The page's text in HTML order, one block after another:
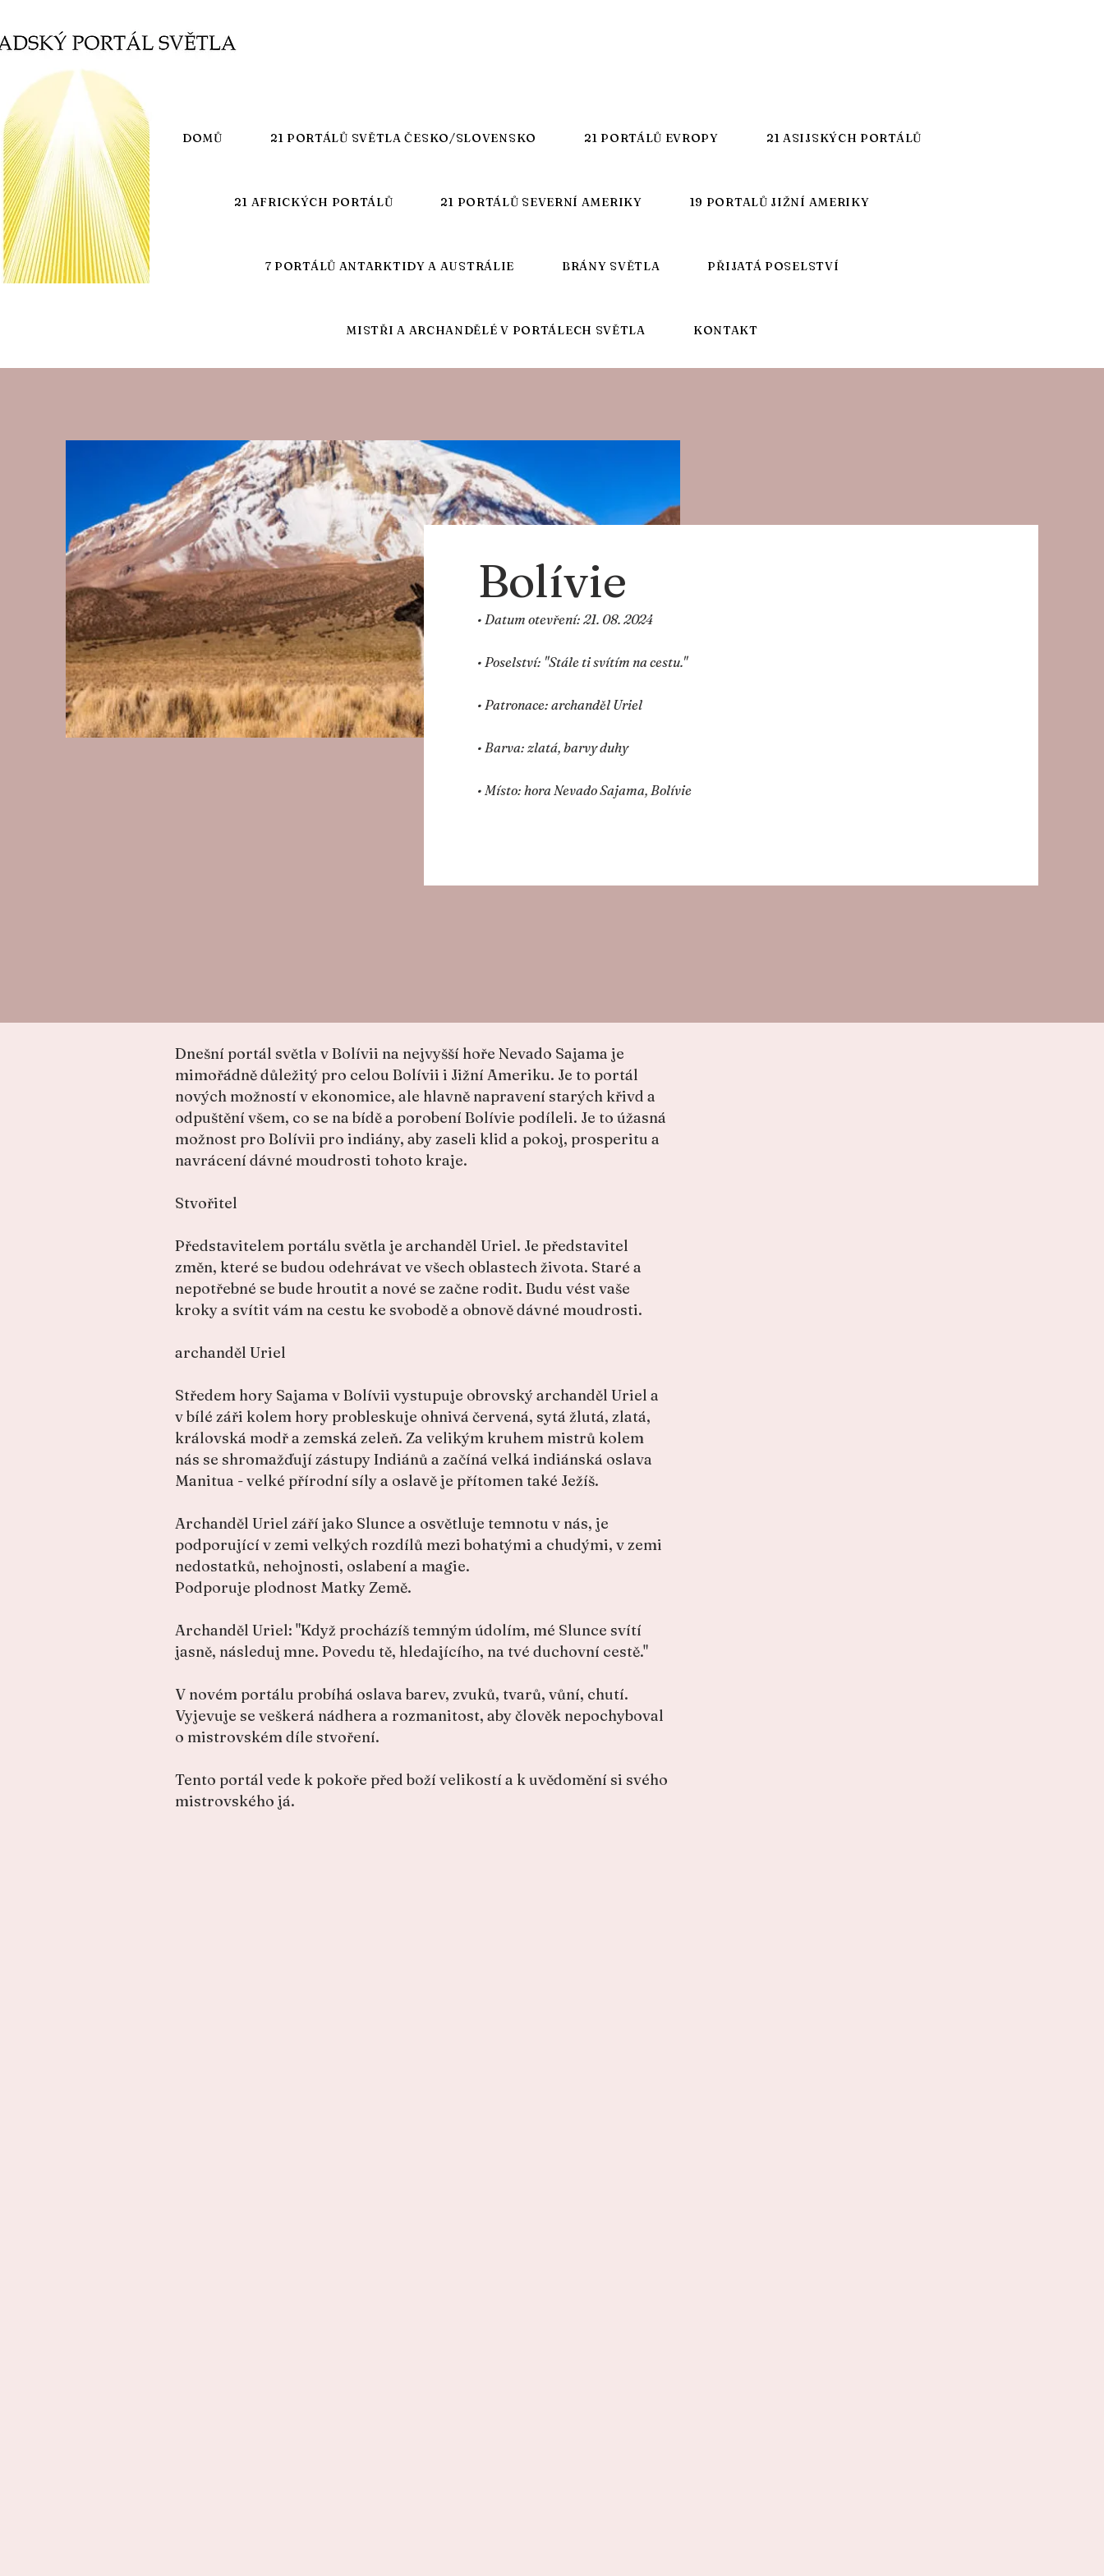
DOMŮ 21 PORTÁLŮ SVĚTLA ČESKO/SLOVENSKO 21 PORTÁLŮ EVROPY 21 ASIJSKÝCH PORTÁLŮ
21 AFRICKÝCH PORTÁLŮ 21 PORTÁLŮ SEVERNÍ AMERIKY 19 PORTALŮ JIŽNÍ AMERIKY
7 PORTÁLŮ ANTARKTIDY A AUSTRÁLIE BRÁNY SVĚTLA PŘIJATÁ POSELSTVÍ
MISTŘI A ARCHANDĚLÉ V PORTÁLECH SVĚTLA KONTAKT
Bolívie
• Datum otevření: 21. 08. 2024
• Poselství: "Stále ti svítím na cestu."
• Patronace: archanděl Uriel
• Barva: zlatá, barvy duhy
• Místo: hora Nevado Sajama, Bolívie
Dnešní portál světla v Bolívii na nejvyšší hoře Nevado Sajama je
mimořádně důležitý pro celou Bolívii i Jižní Ameriku. Je to portál
nových možností v ekonomice, ale hlavně napravení starých křivd a
odpuštění všem, co se na bídě a porobení Bolívie podíleli. Je to úžasná
možnost pro Bolívii pro indiány, aby zaseli klid a pokoj, prosperitu a
navrácení dávné moudrosti tohoto kraje.
Stvořitel
Představitelem portálu světla je archanděl Uriel. Je představitel
změn, které se budou odehrávat ve všech oblastech života. Staré a
nepotřebné se bude hroutit a nové se začne rodit. Budu vést vaše
kroky a svítit vám na cestu ke svobodě a obnově dávné moudrosti.
archanděl Uriel
Středem hory Sajama v Bolívii vystupuje obrovský archanděl Uriel a
v bílé záři kolem hory probleskuje ohnivá červená, sytá žlutá, zlatá,
královská modř a zemská zeleň. Za velikým kruhem mistrů kolem
nás se shromažďují zástupy Indiánů a začíná velká indiánská oslava
Manitua - velké přírodní síly a oslavě je přítomen také Ježíš.
Archanděl Uriel září jako Slunce a osvětluje temnotu v nás, je
podporující v zemi velkých rozdílů mezi bohatými a chudými, v zemi
nedostatků, nehojnosti, oslabení a magie.
Podporuje plodnost Matky Země.
Archanděl Uriel: "Když procházíš temným údolím, mé Slunce svítí
jasně, následuj mne. Povedu tě, hledajícího, na tvé duchovní cestě."
V novém portálu probíhá oslava barev, zvuků, tvarů, vůní, chutí.
Vyjevuje se veškerá nádhera a rozmanitost, aby člověk nepochyboval
o mistrovském díle stvoření.
Tento portál vede k pokoře před boží velikostí a k uvědomění si svého
mistrovského já.